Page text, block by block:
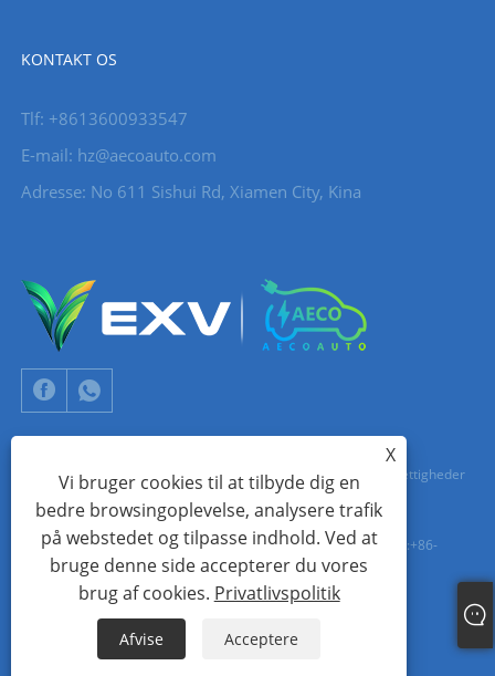
KONTAKT OS
Tlf: +8613600933547
E-mail: hz@aecoauto.com
Adresse: No 611 Sishui Rd, Xiamen City, Kina
Copyright © 2024 Xiamen Aecoauto Technology Co., Ltd. Alle rettigheder
forbeholdes.
TEKNISK SUPPORT FOR HJEMMESIDE: TIANYU NETVÆRK jack Lin:+86-
15559188336
Sitemap XML Privatlivspolitik
X
Vi bruger cookies til at tilbyde dig en
bedre browsingoplevelse, analysere trafik
på webstedet og tilpasse indhold. Ved at
bruge denne side accepterer du vores
brug af cookies. Privatlivspolitik
Afvise Acceptere